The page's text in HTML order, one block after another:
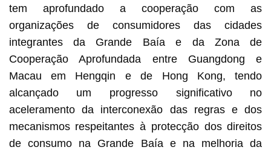
tem aprofundado a cooperação com as
organizações de consumidores das cidades
integrantes da Grande Baía e da Zona de
Cooperação Aprofundada entre Guangdong e
Macau em Hengqin e de Hong Kong, tendo
alcançado um progresso significativo no
aceleramento da interconexão das regras e dos
mecanismos respeitantes à protecção dos direitos
de consumo na Grande Baía e na melhoria da